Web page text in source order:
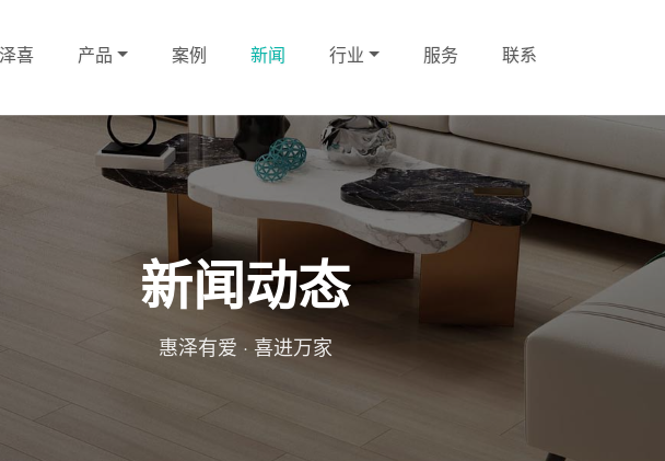
泽喜 产品 案例 新闻 行业 服务 联系
新闻动态
惠泽有爱 · 喜进万家